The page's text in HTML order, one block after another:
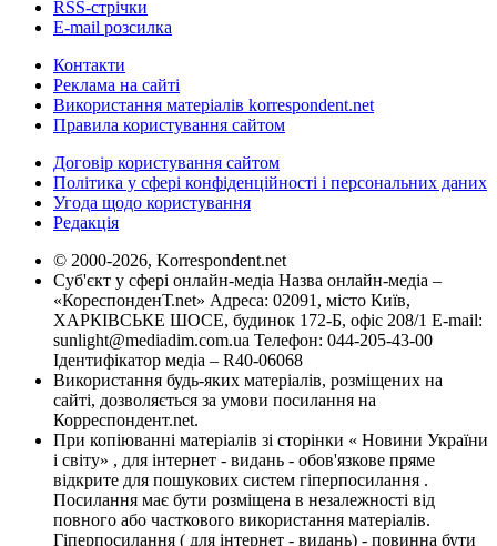
RSS-стрічки
E-mail розсилка
Контакти
Реклама на сайті
Використання матеріалів korrespondent.net
Правила користування сайтом
Договір користування сайтом
Політика у сфері конфіденційності і персональних даних
Угода щодо користування
Редакція
© 2000-2026, Korrespondent.net
Суб'єкт у сфері онлайн-медіа Назва онлайн-медіа –
«КореспонденТ.net» Адреса: 02091, місто Київ,
ХАРКІВСЬКЕ ШОСЕ, будинок 172-Б, офіс 208/1 E-mail:
sunlight@mediadim.com.ua Телефон: 044-205-43-00
Ідентифікатор медіа – R40-06068
Використання будь-яких матеріалів, розміщених на
сайті, дозволяється за умови посилання на
Корреспондент.net.
При копіюванні матеріалів зі сторінки « Новини України
і світу» , для інтернет - видань - обов'язкове пряме
відкрите для пошукових систем гіперпосилання .
Посилання має бути розміщена в незалежності від
повного або часткового використання матеріалів.
Гіперпосилання ( для інтернет - видань) - повинна бути